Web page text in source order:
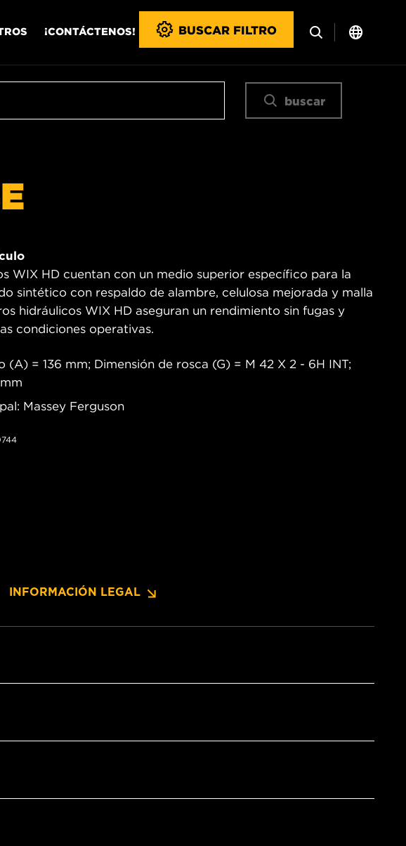
¡CONTÁCTENOS! BUSCAR FILTRO
buscar
WIX HD cuentan con un medio superior específico para la
sintético con respaldo de alambre, celulosa mejorada y malla
hidráulicos WIX HD aseguran un rendimiento sin fugas y
condiciones operativas.
(A) = 136 mm; Dimensión de rosca (G) = M 42 X 2 - 6H INT;
Massey Ferguson
INFORMACIÓN LEGAL